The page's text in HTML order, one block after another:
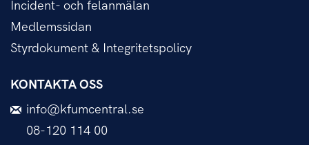
Incident- och felanmälan
Medlemssidan
Styrdokument & Integritetspolicy
KONTAKTA OSS
info@kfumcentral.se
08-120 114 00